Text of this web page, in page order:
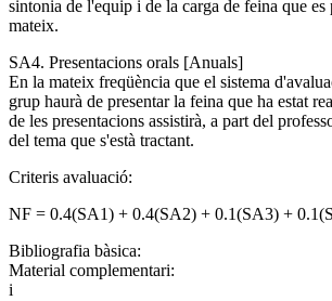
sintonia de l'equip i de la carga de feina que es
mateix.
SA4. Presentacions orals [Anuals]
En la mateix freqüència que el sistema
grup haurà de presentar la feina que ha estat
de les presentacions assistirà, a part del
del tema que s'està tractant.
Criteris avaluació:
NF = 0.4(SA1) + 0.4(SA2) + 0.1(SA3) +
Bibliografia bàsica:
Material complementari:
i